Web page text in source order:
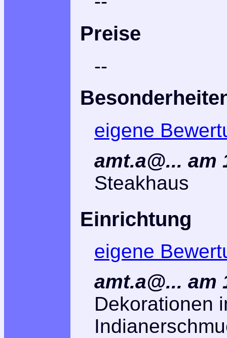
Preise
--
eigene
amt.a@... am
Steakhaus
Einrichtung
eigene
amt.a@... am
Dekorationen